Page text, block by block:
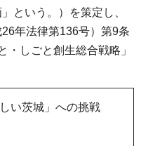
という。）を策定し、
年法律第136号）第9条
・しごと創生総合戦略」
い茨城」への挑戦